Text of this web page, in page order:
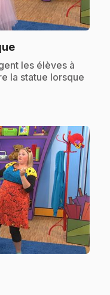
.
les élèves à
la statue lorsque